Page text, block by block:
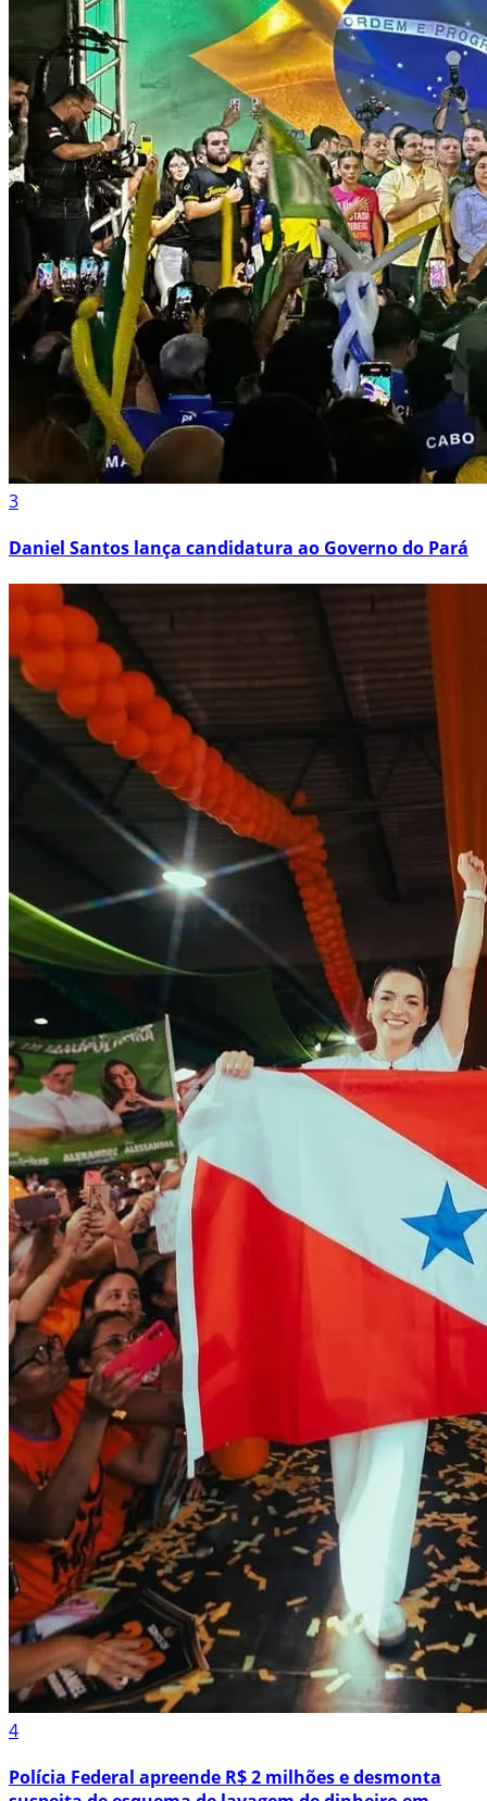
3
Daniel Santos lança candidatura ao Governo do Pará
4
Polícia Federal apreende R$ 2 milhões e desmonta